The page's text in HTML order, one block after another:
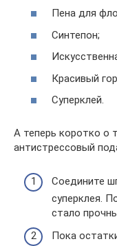
Пена для
Синтепон;
Красивый
Суперклей.
А теперь коротко о
антистрессовый
Соедините
суперклея.
стало
Пока